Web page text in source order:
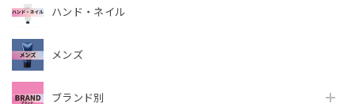
ハンド・ネイル
メンズ
ブランド別